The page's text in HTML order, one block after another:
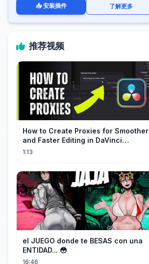
📥 安装插件 了解更多
推荐视频
How to Create Proxies for Smoother
and Faster Editing in DaVinci
Resolve
1:13
el JUEGO donde te BESAS con una
ENTIDAD... 😳
16:46